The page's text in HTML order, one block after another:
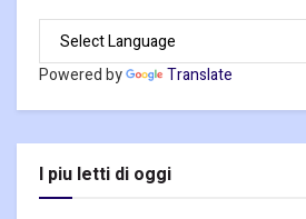
Powered by Translate
I piu letti di oggi